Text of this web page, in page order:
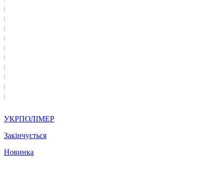
УКРПОЛІМЕР
Закінчується
Новинка